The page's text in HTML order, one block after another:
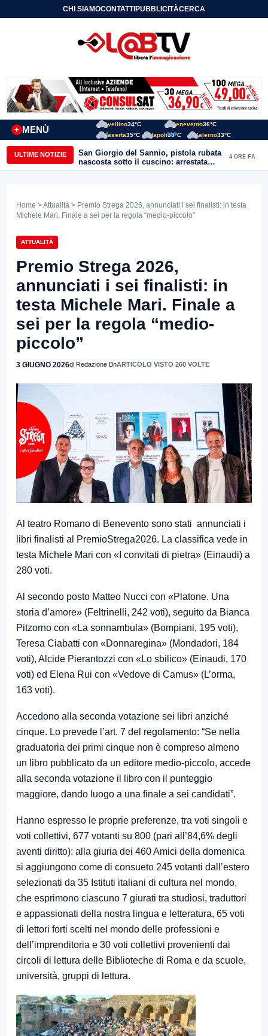
CHI SIAMOCONTATTIPUBBLICITÀCERCA
MENÙ
+
Avellino34°C Benevento36°C
Caserta35°C Napoli33°C Salerno33°C
ULTIME NOTIZIE
San Giorgio del Sannio, pistola rubata
nascosta sotto il cuscino: arrestata
51enne
4 ORE FA
Home >Attualità > Premio Strega 2026, annunciati i sei finalisti: in testa
Michele Mari. Finale a sei per la regola “medio-piccolo”
ATTUALITÀ
Premio Strega 2026,
annunciati i sei finalisti: in
testa Michele Mari. Finale a
sei per la regola “medio-
piccolo”
3 GIUGNO 2026di Redazione BnARTICOLO VISTO 260 VOLTE
Al teatro Romano di Benevento sono stati annunciati i
libri finalisti al PremioStrega2026. La classifica vede in
testa Michele Mari con «I convitati di pietra» (Einaudi) a
280 voti.
Al secondo posto Matteo Nucci con «Platone. Una
storia d’amore» (Feltrinelli, 242 voti), seguito da Bianca
Pitzorno con «La sonnambula» (Bompiani, 195 voti),
Teresa Ciabatti con «Donnaregina» (Mondadori, 184
voti), Alcide Pierantozzi con «Lo sbilico» (Einaudi, 170
voti) ed Elena Rui con «Vedove di Camus» (L’orma,
163 voti).
Accedono alla seconda votazione sei libri anziché
cinque. Lo prevede l’art. 7 del regolamento: “Se nella
graduatoria dei primi cinque non è compreso almeno
un libro pubblicato da un editore medio-piccolo, accede
alla seconda votazione il libro con il punteggio
maggiore, dando luogo a una finale a sei candidati”.
Hanno espresso le proprie preferenze, tra voti singoli e
voti collettivi, 677 votanti su 800 (pari all’84,6% degli
aventi diritto): alla giuria dei 460 Amici della domenica
si aggiungono come di consueto 245 votanti dall’estero
selezionati da 35 Istituti italiani di cultura nel mondo,
che esprimono ciascuno 7 giurati tra studiosi, traduttori
e appassionati della nostra lingua e letteratura, 65 voti
di lettori forti scelti nel mondo delle professioni e
dell’imprenditoria e 30 voti collettivi provenienti dai
circoli di lettura delle Biblioteche di Roma e da scuole,
università, gruppi di lettura.